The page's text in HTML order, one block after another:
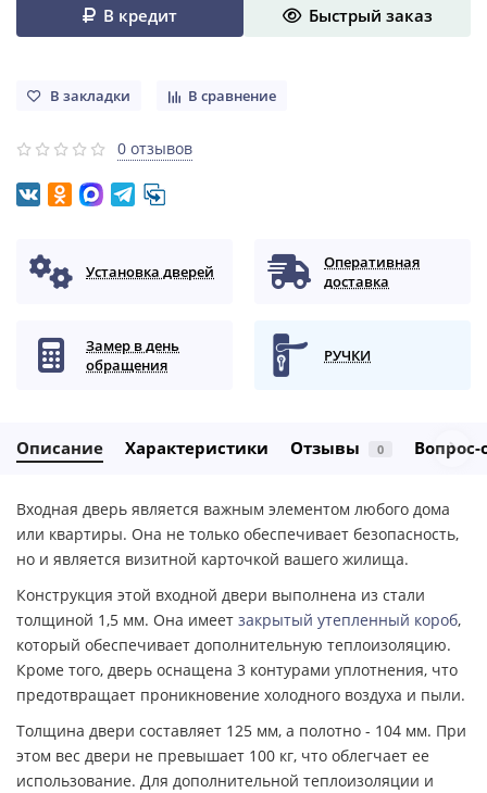
В кредит Быстрый заказ
В закладки В сравнение
0 отзывов
Установка дверей
Оперативная
доставка
Замер в день
обращения
РУЧКИ
Описание Характеристики Отзывы 0 Вопрос-
Входная дверь является важным элементом любого дома
или квартиры. Она не только обеспечивает безопасность,
но и является визитной карточкой вашего жилища.
Конструкция этой входной двери выполнена из стали
толщиной 1,5 мм. Она имеет закрытый утепленный короб,
который обеспечивает дополнительную теплоизоляцию.
Кроме того, дверь оснащена 3 контурами уплотнения, что
предотвращает проникновение холодного воздуха и пыли.
Толщина двери составляет 125 мм, а полотно - 104 мм. При
этом вес двери не превышает 100 кг, что облегчает ее
использование. Для дополнительной теплоизоляции и